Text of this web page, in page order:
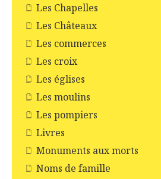
Les Chapelles
Les Châteaux
Les commerces
Les croix
Les églises
Les moulins
Les pompiers
Livres
Monuments aux morts
Noms de famille